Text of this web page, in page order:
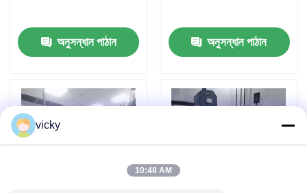
খবর
মামলা
টর্ক ডায়নামিটার
অনুসন্ধান পাঠান অনুসন্ধান পাঠান
vicky
10:48 AM